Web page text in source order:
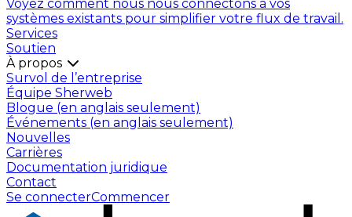
Voyez comment nous nous connectons à vos
systèmes existants pour simplifier votre flux de travail.
Services
Soutien
À propos
Survol de l’entreprise
Équipe Sherweb
Blogue (en anglais seulement)
Événements (en anglais seulement)
Nouvelles
Carrières
Documentation juridique
Contact
Se connecterCommencer